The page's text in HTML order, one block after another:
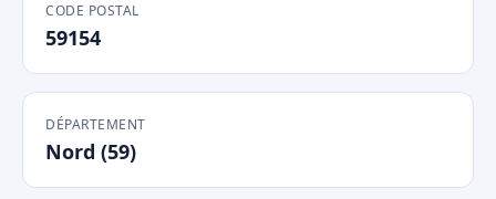
CODE POSTAL
59154
DÉPARTEMENT
Nord (59)